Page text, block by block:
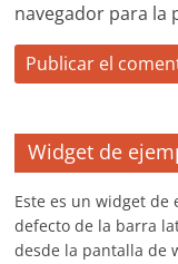
navegador para la
Widget de
Este es un widget
defecto de la barra
desde la pantalla de